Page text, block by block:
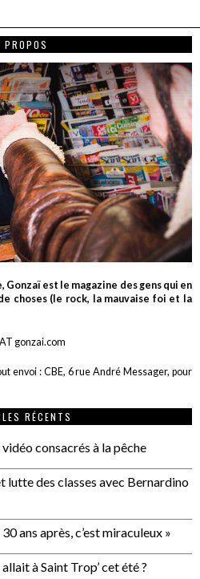
PROPOS
est le magazine des gens qui en
choses (le rock, la mauvaise foi et la
gonzai.com
envoi : CBE, 6 rue André Messager, pour
RÉCENTS
consacrés à la pêche
lutte des classes avec Bernardino
ans après, c’est miraculeux »
à Saint Trop’ cet été ?